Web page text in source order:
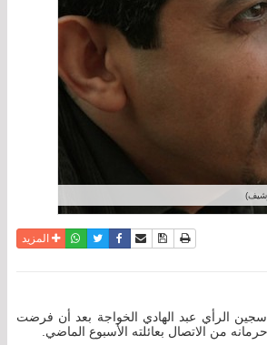
نسخة للطباعة
حفظ الموضوع
أرسل الى صديق
فيسبوكتويترواتسابالمزيد
الرأي عبد الهادي الخواجة بعد أن فرضت
من الاتصال بعائلته الأسبوع الماضي.